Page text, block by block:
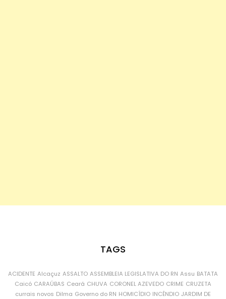
TAGS
ACIDENTE Alcaçuz ASSALTO ASSEMBLEIA LEGISLATIVA DO RN Assu BATATA
Caicó CARAÚBAS Ceará CHUVA CORONEL AZEVEDO CRIME CRUZETA
currais novos Dilma Governo do RN HOMICÍDIO INCÊNDIO JARDIM DE